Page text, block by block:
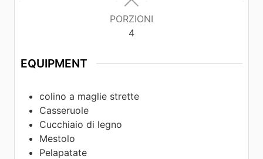
PORZIONI
4
EQUIPMENT
colino a maglie strette
Casseruole
Cucchiaio di legno
Mestolo
Pelapatate